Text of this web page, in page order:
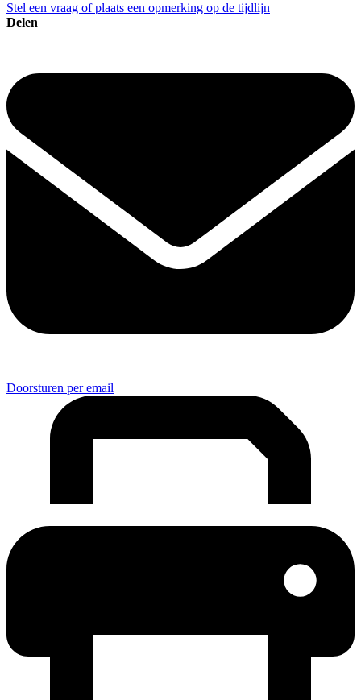
Stel een vraag of plaats een opmerking op de tijdlijn
Delen
Doorsturen per email